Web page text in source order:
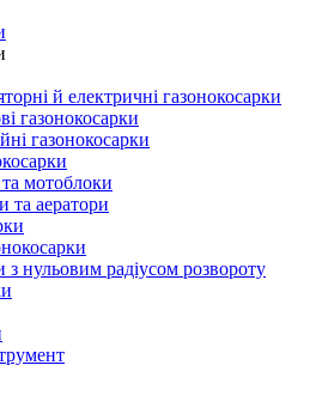
й електричні газонокосарки
газонокосарки
газонокосарки
мотоблоки
та аератори
з нульовим радіусом розвороту